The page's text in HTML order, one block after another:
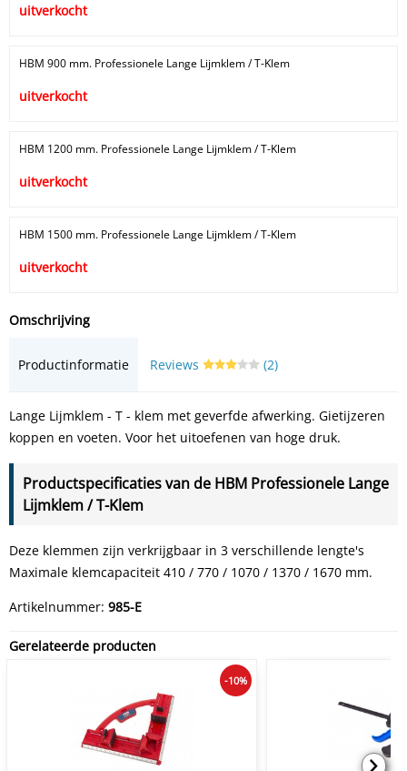
uitverkocht
HBM 900 mm. Professionele Lange Lijmklem / T-Klem
uitverkocht
HBM 1200 mm. Professionele Lange Lijmklem / T-Klem
uitverkocht
HBM 1500 mm. Professionele Lange Lijmklem / T-Klem
uitverkocht
Omschrijving
Productinformatie Reviews (2)
Lange Lijmklem - T - klem met geverfde afwerking. Gietijzeren
koppen en voeten. Voor het uitoefenen van hoge druk.
Productspecificaties van de HBM Professionele Lange
Lijmklem / T-Klem
Deze klemmen zijn verkrijgbaar in 3 verschillende lengte's
Maximale klemcapaciteit 410 / 770 / 1070 / 1370 / 1670 mm.
Artikelnummer: 985-E
Gerelateerde producten
-10%